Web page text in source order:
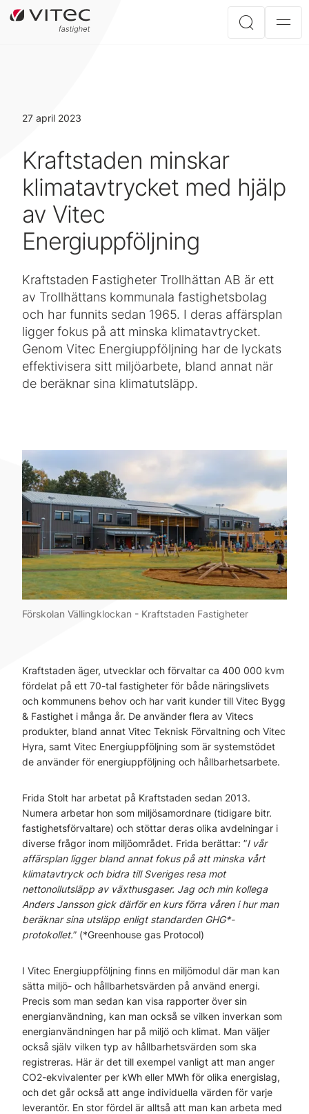
27 april 2023
Kraftstaden minskar
klimatavtrycket med hjälp
av Vitec
Energiuppföljning
Kraftstaden Fastigheter Trollhättan AB är ett
av Trollhättans kommunala fastighetsbolag
och har funnits sedan 1965. I deras affärsplan
ligger fokus på att minska klimatavtrycket.
Genom Vitec Energiuppföljning har de lyckats
effektivisera sitt miljöarbete, bland annat när
de beräknar sina klimatutsläpp.
Förskolan Vällingklockan - Kraftstaden Fastigheter
Kraftstaden äger, utvecklar och förvaltar ca 400 000 kvm
fördelat på ett 70-tal fastigheter för både näringslivets
och kommunens behov och har varit kunder till Vitec Bygg
& Fastighet i många år. De använder flera av Vitecs
produkter, bland annat Vitec Teknisk Förvaltning och Vitec
Hyra, samt Vitec Energiuppföljning som är systemstödet
de använder för energiuppföljning och hållbarhetsarbete.
Frida Stolt har arbetat på Kraftstaden sedan 2013.
Numera arbetar hon som miljösamordnare (tidigare bitr.
fastighetsförvaltare) och stöttar deras olika avdelningar i
diverse frågor inom miljöområdet. Frida berättar: ”I vår
affärsplan ligger bland annat fokus på att minska vårt
klimatavtryck och bidra till Sveriges resa mot
nettonollutsläpp av växthusgaser. Jag och min kollega
Anders Jansson gick därför en kurs förra våren i hur man
beräknar sina utsläpp enligt standarden GHG*-
protokollet.” (*Greenhouse gas Protocol)
I Vitec Energiuppföljning finns en miljömodul där man kan
sätta miljö- och hållbarhetsvärden på använd energi.
Precis som man sedan kan visa rapporter över sin
energianvändning, kan man också se vilken inverkan som
energianvändningen har på miljö och klimat. Man väljer
också själv vilken typ av hållbarhetsvärden som ska
registreras. Här är det till exempel vanligt att man anger
CO2-ekvivalenter per kWh eller MWh för olika energislag,
och det går också att ange individuella värden för varje
leverantör. En stor fördel är alltså att man kan arbeta med